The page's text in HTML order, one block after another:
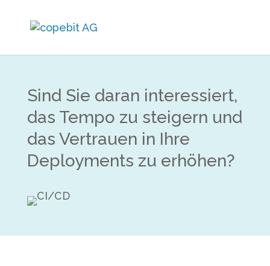
Sind Sie daran interessiert,
das Tempo zu steigern und
das Vertrauen in Ihre
Deployments zu erhöhen?